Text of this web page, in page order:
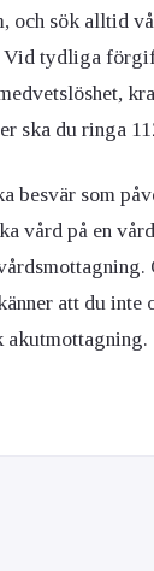
och sök alltid
tydliga
ska du ringa
besvär som
vård på en
att du inte
akutmottagning.